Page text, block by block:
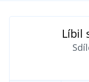
Líbil